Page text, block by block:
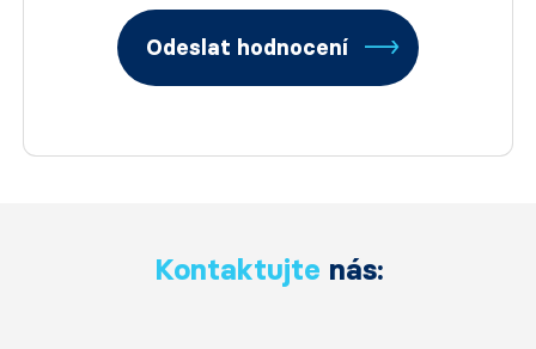
Odeslat hodnocení
Kontaktujte nás: